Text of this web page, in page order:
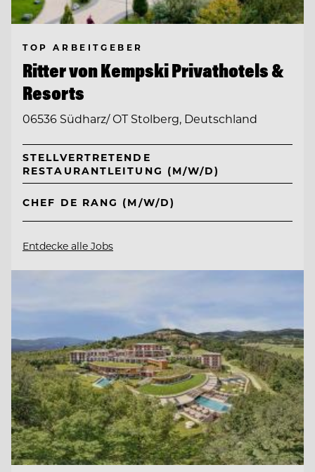
TOP ARBEITGEBER
Ritter von Kempski Privathotels &
Resorts
06536 Südharz/ OT Stolberg, Deutschland
STELLVERTRETENDE
RESTAURANTLEITUNG (M/W/D)
CHEF DE RANG (M/W/D)
Entdecke alle Jobs